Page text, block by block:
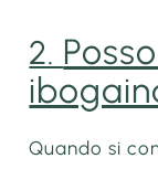
2.
Quando si